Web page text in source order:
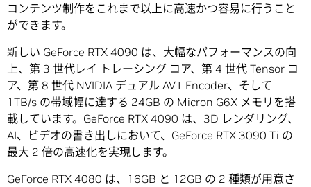
コンテンツ制作をこれまで以上に高速かつ容易に行うこと
ができます。
新しい GeForce RTX 4090 は、大幅なパフォーマンスの向
上、第 3 世代レイ トレーシング コア、第 4 世代 Tensor コ
ア、第 8 世代 NVIDIA デュアル AV1 Encoder、そして
1TB/s の帯域幅に達する 24GB の Micron G6X メモリを搭
載しています。GeForce RTX 4090 は、3D レンダリング、
AI、ビデオの書き出しにおいて、GeForce RTX 3090 Ti の
最大 2 倍の高速化を実現します。
GeForce RTX 4080 は、16GB と 12GB の 2 種類が用意さ